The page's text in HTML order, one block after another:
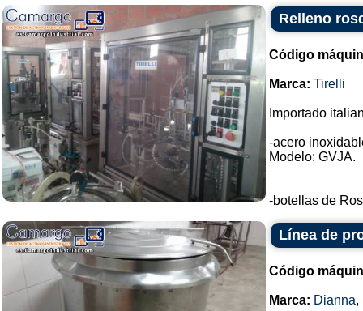
Relleno
Código
Marca: Tirelli
Importado
-acero
Modelo: GVJA.
-botellas de
Línea de
Código
Marca: Dianna,